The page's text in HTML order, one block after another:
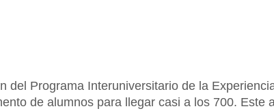
del Programa Interuniversitario de la
de alumnos para llegar casi a los 700. Este